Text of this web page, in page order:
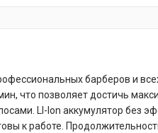
барберов и
что позволяет достичь
LI-lon аккумулятор без
к работе.